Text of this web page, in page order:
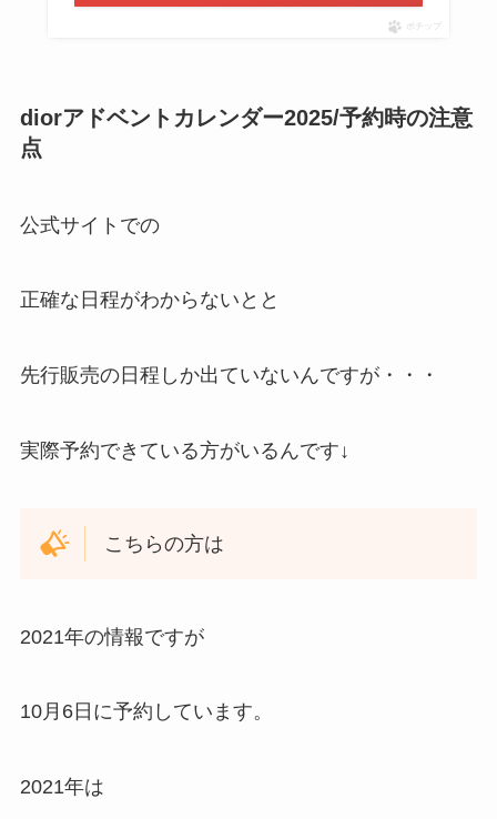
ポチップ
diorアドベントカレンダー2025/予約時の注意
点
公式サイトでの
正確な日程がわからないとと
先行販売の日程しか出ていないんですが・・・
実際予約できている方がいるんです↓
こちらの方は
2021年の情報ですが
10月6日に予約しています。
2021年は